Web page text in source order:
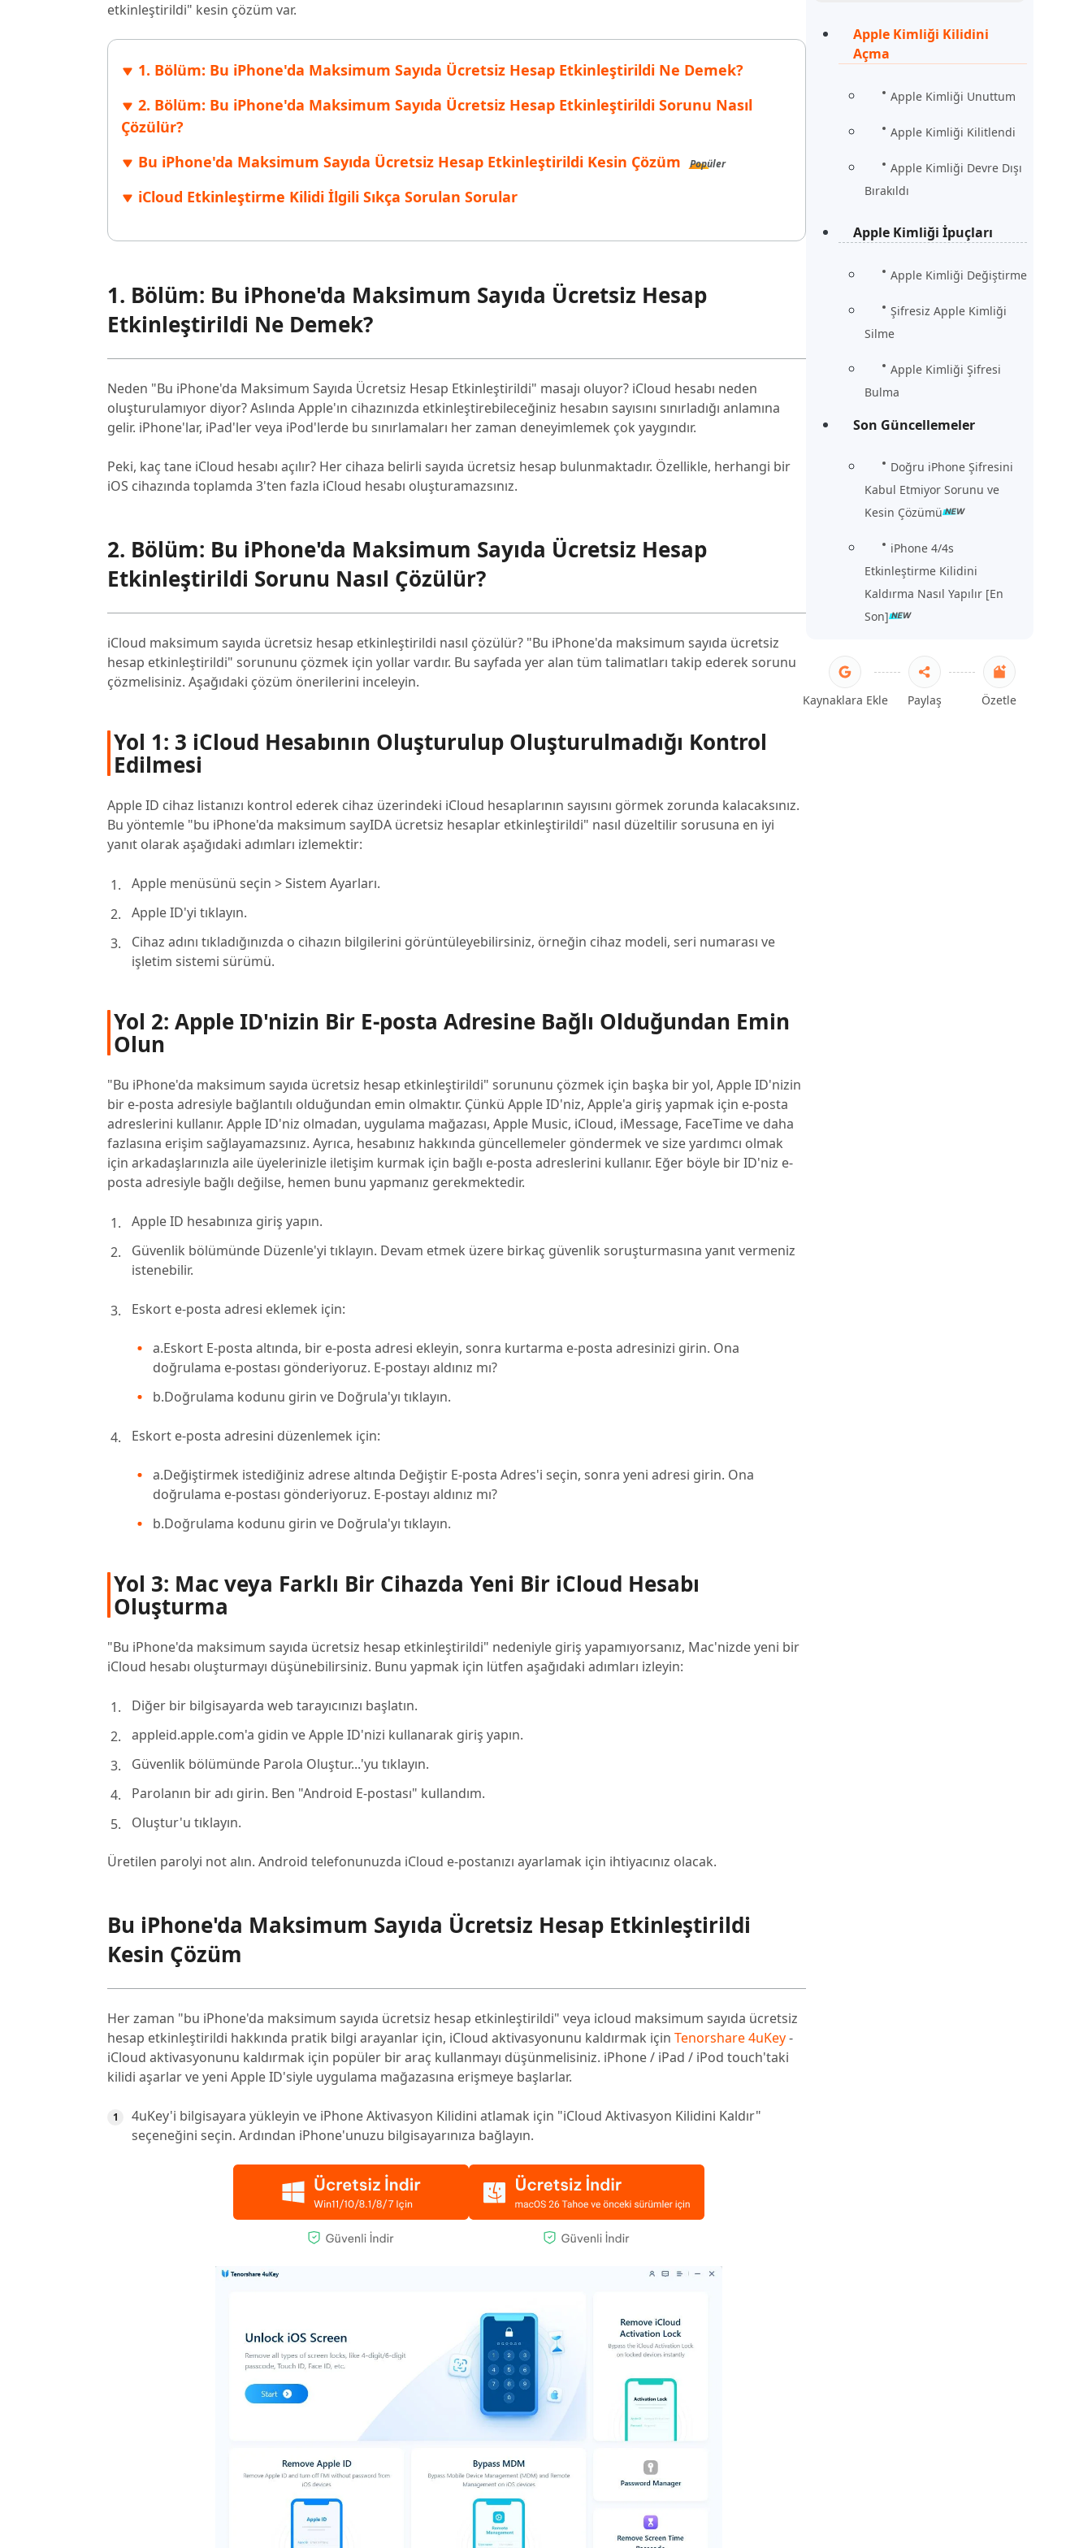
Windows'ta silinen dosyaları kurtarın
Daha Fazla Faydalı İpuçları
Android için UltData Uygulaması Cleanup Pro Uygulaması
iPhone'u AI ile ücretsiz temizleyin
Daha Fazla Faydalı İpuçları
PixPretty AI Fotoğraf Düzenleyici Tenorshare AI Writer Tenorshare AI Bypass
Apple Kimliği Kilidini
Açma
Apple Kimliği Unuttum
Apple Kimliği Kilitlendi
Apple Kimliği Devre Dışı
Bırakıldı
Apple Kimliği İpuçları
Apple Kimliği Değiştirme
Şifresiz Apple Kimliği
Silme
Apple Kimliği Şifresi
Bulma
Son Güncellemeler
Doğru iPhone Şifresini
Kabul Etmiyor Sorunu ve
Kesin Çözümü
iPhone 4/4s
Etkinleştirme Kilidini
Kaldırma Nasıl Yapılır [En
Son]
Kaynaklara Ekle Paylaş Özetle
etkinleştirildi" kesin çözüm var.
1. Bölüm: Bu iPhone'da Maksimum Sayıda Ücretsiz Hesap Etkinleştirildi Ne Demek?
2. Bölüm: Bu iPhone'da Maksimum Sayıda Ücretsiz Hesap Etkinleştirildi Sorunu Nasıl
Çözülür?
Bu iPhone'da Maksimum Sayıda Ücretsiz Hesap Etkinleştirildi Kesin Çözüm
Popüler
iCloud Etkinleştirme Kilidi İlgili Sıkça Sorulan Sorular
1. Bölüm: Bu iPhone'da Maksimum Sayıda Ücretsiz Hesap
Etkinleştirildi Ne Demek?
Neden "Bu iPhone'da Maksimum Sayıda Ücretsiz Hesap Etkinleştirildi" masajı oluyor? iCloud hesabı neden
oluşturulamıyor diyor? Aslında Apple'ın cihazınızda etkinleştirebileceğiniz hesabın sayısını sınırladığı anlamına
gelir. iPhone'lar, iPad'ler veya iPod'lerde bu sınırlamaları her zaman deneyimlemek çok yaygındır.
Peki, kaç tane iCloud hesabı açılır? Her cihaza belirli sayıda ücretsiz hesap bulunmaktadır. Özellikle, herhangi bir
iOS cihazında toplamda 3'ten fazla iCloud hesabı oluşturamazsınız.
2. Bölüm: Bu iPhone'da Maksimum Sayıda Ücretsiz Hesap
Etkinleştirildi Sorunu Nasıl Çözülür?
iCloud maksimum sayıda ücretsiz hesap etkinleştirildi nasıl çözülür? "Bu iPhone'da maksimum sayıda ücretsiz
hesap etkinleştirildi" sorununu çözmek için yollar vardır. Bu sayfada yer alan tüm talimatları takip ederek sorunu
çözmelisiniz. Aşağıdaki çözüm önerilerini inceleyin.
Yol 1: 3 iCloud Hesabının Oluşturulup Oluşturulmadığı Kontrol
Edilmesi
Apple ID cihaz listanızı kontrol ederek cihaz üzerindeki iCloud hesaplarının sayısını görmek zorunda kalacaksınız.
Bu yöntemle "bu iPhone'da maksimum sayIDA ücretsiz hesaplar etkinleştirildi" nasıl düzeltilir sorusuna en iyi
yanıt olarak aşağıdaki adımları izlemektir:
Apple menüsünü seçin > Sistem Ayarları.
Apple ID'yi tıklayın.
Cihaz adını tıkladığınızda o cihazın bilgilerini görüntüleyebilirsiniz, örneğin cihaz modeli, seri numarası ve
işletim sistemi sürümü.
Yol 2: Apple ID'nizin Bir E-posta Adresine Bağlı Olduğundan Emin
Olun
"Bu iPhone'da maksimum sayıda ücretsiz hesap etkinleştirildi" sorununu çözmek için başka bir yol, Apple ID'nizin
bir e-posta adresiyle bağlantılı olduğundan emin olmaktır. Çünkü Apple ID'niz, Apple'a giriş yapmak için e-posta
adreslerini kullanır. Apple ID'niz olmadan, uygulama mağazası, Apple Music, iCloud, iMessage, FaceTime ve daha
fazlasına erişim sağlayamazsınız. Ayrıca, hesabınız hakkında güncellemeler göndermek ve size yardımcı olmak
için arkadaşlarınızla aile üyelerinizle iletişim kurmak için bağlı e-posta adreslerini kullanır. Eğer böyle bir ID'niz e-
posta adresiyle bağlı değilse, hemen bunu yapmanız gerekmektedir.
Apple ID hesabınıza giriş yapın.
Güvenlik bölümünde Düzenle'yi tıklayın. Devam etmek üzere birkaç güvenlik soruşturmasına yanıt vermeniz
istenebilir.
Eskort e-posta adresi eklemek için:
a.Eskort E-posta altında, bir e-posta adresi ekleyin, sonra kurtarma e-posta adresinizi girin. Ona
doğrulama e-postası gönderiyoruz. E-postayı aldınız mı?
b.Doğrulama kodunu girin ve Doğrula'yı tıklayın.
Eskort e-posta adresini düzenlemek için:
a.Değiştirmek istediğiniz adrese altında Değiştir E-posta Adres'i seçin, sonra yeni adresi girin. Ona
doğrulama e-postası gönderiyoruz. E-postayı aldınız mı?
b.Doğrulama kodunu girin ve Doğrula'yı tıklayın.
Yol 3: Mac veya Farklı Bir Cihazda Yeni Bir iCloud Hesabı
Oluşturma
"Bu iPhone'da maksimum sayıda ücretsiz hesap etkinleştirildi" nedeniyle giriş yapamıyorsanız, Mac'nizde yeni bir
iCloud hesabı oluşturmayı düşünebilirsiniz. Bunu yapmak için lütfen aşağıdaki adımları izleyin:
Diğer bir bilgisayarda web tarayıcınızı başlatın.
appleid.apple.com'a gidin ve Apple ID'nizi kullanarak giriş yapın.
Güvenlik bölümünde Parola Oluştur...'yu tıklayın.
Parolanın bir adı girin. Ben "Android E-postası" kullandım.
Oluştur'u tıklayın.
Üretilen parolyi not alın. Android telefonunuzda iCloud e-postanızı ayarlamak için ihtiyacınız olacak.
Bu iPhone'da Maksimum Sayıda Ücretsiz Hesap Etkinleştirildi
Kesin Çözüm
Her zaman "bu iPhone'da maksimum sayıda ücretsiz hesap etkinleştirildi" veya icloud maksimum sayıda ücretsiz
hesap etkinleştirildi hakkında pratik bilgi arayanlar için, iCloud aktivasyonunu kaldırmak için Tenorshare 4uKey-
iCloud aktivasyonunu kaldırmak için popüler bir araç kullanmayı düşünmelisiniz. iPhone / iPad / iPod touch'taki
kilidi aşarlar ve yeni Apple ID'siyle uygulama mağazasına erişmeye başlarlar.
4uKey'i bilgisayara yükleyin ve iPhone Aktivasyon Kilidini atlamak için "iCloud Aktivasyon Kilidini Kaldır"
seçeneğini seçin. Ardından iPhone'unuzu bilgisayarınıza bağlayın.